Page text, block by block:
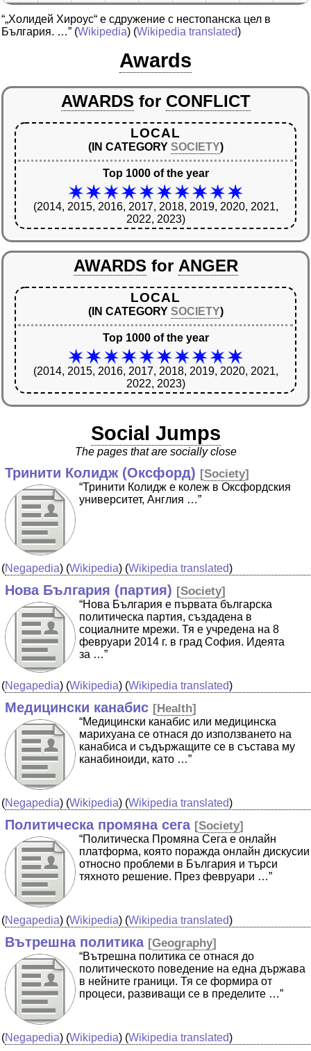
“„Холидей Хироус“ е сдружение с нестопанска цел в
България. …” (Wikipedia) (Wikipedia translated)
Awards
AWARDS for CONFLICT
LOCAL
(IN CATEGORY SOCIETY)
Top 1000 of the year
(2014, 2015, 2016, 2017, 2018, 2019, 2020, 2021,
2022, 2023)
AWARDS for ANGER
LOCAL
(IN CATEGORY SOCIETY)
Top 1000 of the year
(2014, 2015, 2016, 2017, 2018, 2019, 2020, 2021,
2022, 2023)
Social Jumps
The pages that are socially close
Тринити Колидж (Оксфорд) [Society]
“Тринити Колидж е колеж в Оксфордския
университет, Англия …”
(Negapedia) (Wikipedia) (Wikipedia translated)
Нова България (партия) [Society]
“Нова България е първата българска
политическа партия, създадена в
социалните мрежи. Тя е учредена на 8
февруари 2014 г. в град София. Идеята
за …”
(Negapedia) (Wikipedia) (Wikipedia translated)
Медицински канабис [Health]
“Медицински канабис или медицинска
марихуана се отнася до използването на
канабиса и съдържащите се в състава му
канабиноиди, като …”
(Negapedia) (Wikipedia) (Wikipedia translated)
Политическа промяна сега [Society]
“Политическа Промяна Сега е онлайн
платформа, която поражда онлайн дискусии
относно проблеми в България и търси
тяхното решение. През февруари …”
(Negapedia) (Wikipedia) (Wikipedia translated)
Вътрешна политика [Geography]
“Вътрешна политика се отнася до
политическото поведение на една държава
в нейните граници. Тя се формира от
процеси, развиващи се в пределите …”
(Negapedia) (Wikipedia) (Wikipedia translated)